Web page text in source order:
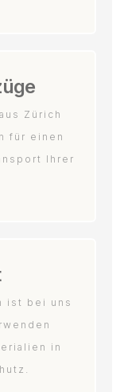
aus Zürich
für einen
Ihrer
ist bei uns
in